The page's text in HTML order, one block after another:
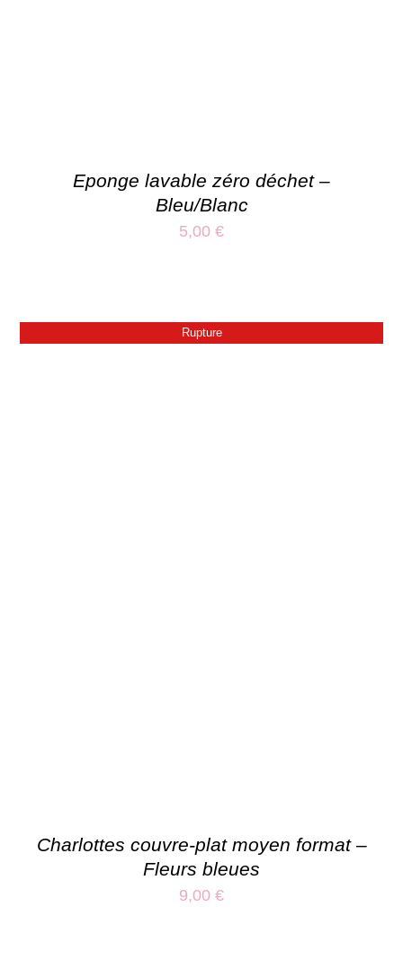
Eponge lavable zéro déchet –
Bleu/Blanc
5,00 €
Rupture
Charlottes couvre-plat moyen format –
Fleurs bleues
9,00 €